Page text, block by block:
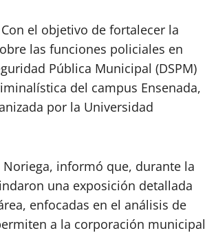
el objetivo de fortalecer la
las funciones policiales en
Pública Municipal (DSPM)
del campus Ensenada,
por la Universidad
informó que, durante la
una exposición detallada
enfocadas en el análisis de
a la corporación municipal